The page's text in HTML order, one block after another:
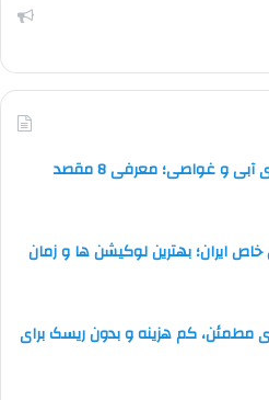
بهترین سواحل ایران برای ورزشهای آبی و غواصی؛ معرفی 8 مقصد
ایران؛ بهترین لوکیشن ها و زمان
مطمئن، کم هزینه و بدون ریسک برای